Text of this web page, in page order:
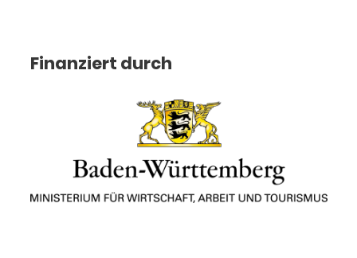
Finanziert durch